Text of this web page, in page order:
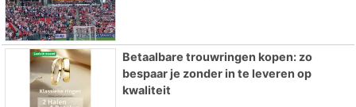
Betaalbare trouwringen kopen: zo
bespaar je zonder in te leveren op
kwaliteit